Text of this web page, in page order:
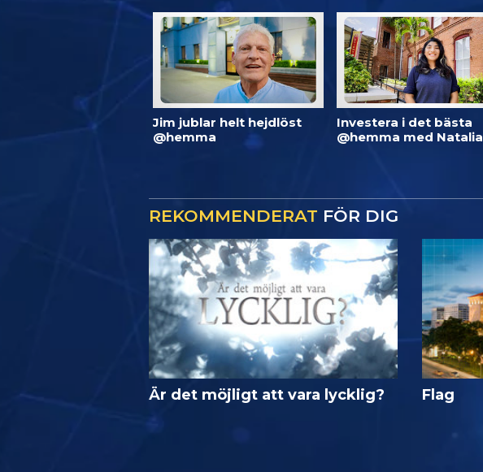
Jim jublar helt hejdlöst
@hemma
Investera i det bästa
@hemma med Natalia
REKOMMENDERAT FÖR DIG
Är det möjligt att vara lycklig? Flag